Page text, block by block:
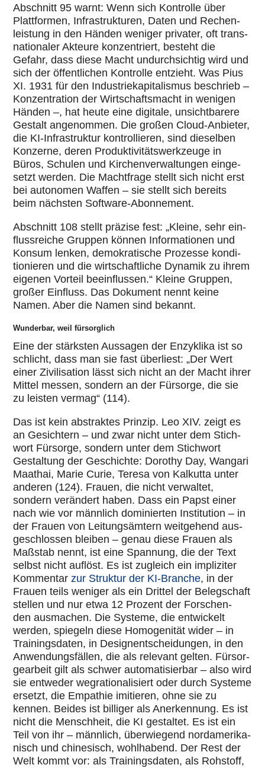
Abschnitt 95 warnt: Wenn sich Kon­trolle über
Platt­for­men, Infra­struk­tu­ren, Daten und Rechen­
leis­tung in den Händen weniger privater, oft trans­
na­tio­na­ler Akteure kon­zen­triert, besteht die
Gefahr, dass diese Macht undurch­sich­tig wird und
sich der öffent­li­chen Kon­trolle entzieht. Was Pius
XI. 1931 für den Indus­trie­ka­pi­ta­lis­mus beschrieb –
Kon­zen­tra­tion der Wirt­schafts­macht in wenigen
Händen –, hat heute eine digitale, unsicht­ba­rere
Gestalt ange­nom­men. Die großen Cloud-Anbieter,
die KI-Infra­struk­tur kon­trol­lie­ren, sind die­sel­ben
Konzerne, deren Pro­duk­ti­vi­täts­werk­zeuge in
Büros, Schulen und Kir­chen­ver­wal­tun­gen ein­ge­
setzt werden. Die Macht­frage stellt sich nicht erst
bei auto­no­men Waffen – sie stellt sich bereits
beim nächsten Software-Abon­ne­ment.
Abschnitt 108 stellt präzise fest: „Kleine, sehr ein­
fluss­rei­che Gruppen können Infor­ma­tio­nen und
Konsum lenken, demo­kra­ti­sche Prozesse kon­di­
tio­nie­ren und die wirt­schaft­li­che Dynamik zu ihrem
eigenen Vorteil beein­flus­sen.“ Kleine Gruppen,
großer Einfluss. Das Dokument nennt keine
Namen. Aber die Namen sind bekannt.
Wunderbar, weil fürsorglich
Eine der stärks­ten Aussagen der Enzy­klika ist so
schlicht, dass man sie fast über­liest: „Der Wert
einer Zivi­li­sa­tion lässt sich nicht an der Macht ihrer
Mittel messen, sondern an der Fürsorge, die sie
zu leisten vermag“ (114).
Das ist kein abs­trak­tes Prinzip. Leo XIV. zeigt es
an Gesich­tern – und zwar nicht unter dem Stich­
wort Fürsorge, sondern unter dem Stich­wort
Gestal­tung der Geschichte: Dorothy Day, Wangari
Maathai, Marie Curie, Teresa von Kalkutta unter
anderen (124). Frauen, die nicht ver­wal­tet,
sondern ver­än­dert haben. Dass ein Papst einer
nach wie vor männlich domi­nier­ten Insti­tu­tion – in
der Frauen von Lei­tungs­äm­tern weit­ge­hend aus­
ge­schlos­sen bleiben – genau diese Frauen als
Maßstab nennt, ist eine Spannung, die der Text
selbst nicht auflöst. Es ist zugleich ein impli­zi­ter
Kom­men­tarzur Struktur der KI-Branche, in der
Frauen teils weniger als ein Drittel der Beleg­schaft
stellen und nur etwa 12 Prozent der For­schen­
den aus­ma­chen. Die Systeme, die ent­wi­ckelt
werden, spiegeln diese Homo­ge­ni­tät wider – in
Trai­nings­da­ten, in Design­ent­schei­dun­gen, in den
Anwen­dungs­fäl­len, die als relevant gelten. Für­sor­
ge­ar­beit gilt als schwer auto­ma­ti­sier­bar – also wird
sie entweder weg­ra­tio­na­li­siert oder durch Systeme
ersetzt, die Empathie imi­tie­ren, ohne sie zu
kennen. Beides ist billiger als Aner­ken­nung. Es ist
nicht die Mensch­heit, die KI gestal­tet. Es ist ein
Teil von ihr – männlich, über­wie­gend nord­ame­ri­ka­
nisch und chi­ne­sisch, wohl­ha­bend. Der Rest der
Welt kommt vor: als Trai­nings­da­ten, als Rohstoff,